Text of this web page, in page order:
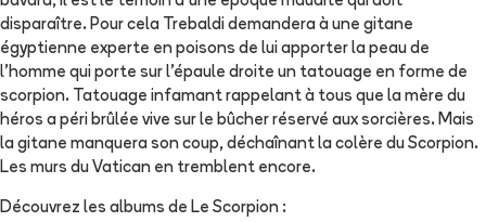
disparaître. Pour cela Trebaldi demandera à une gitane
égyptienne experte en poisons de lui apporter la peau de
l'homme qui porte sur l'épaule droite un tatouage en forme de
scorpion. Tatouage infamant rappelant à tous que la mère du
héros a péri brûlée vive sur le bûcher réservé aux sorcières. Mais
la gitane manquera son coup, déchaînant la colère du Scorpion.
Les murs du Vatican en tremblent encore.
Découvrez les albums de Le Scorpion :